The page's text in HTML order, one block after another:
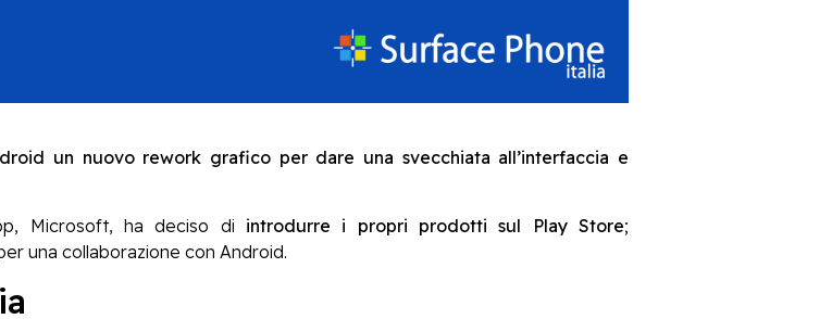
un nuovo rework grafico per dare una svecchiata all’interfaccia e
Microsoft, ha deciso di introdurre i propri prodotti sul Play Store;
una collaborazione con Android.